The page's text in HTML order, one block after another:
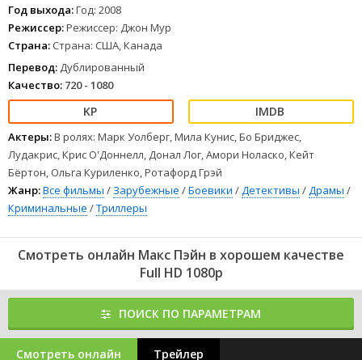
Теперь ему уже действительно нечего терять и нечего
опасаться. При такой отчаянной решимости только Макс Пэйн
способен пролить свет на все тайны, связанные с уничтожением
его семьи, и главное, получить удовлетворение от мести,
которой он так жаждет.
12 34 5 67 8
Год выхода:Год: 2008
Режиссер:Режиссер: Джон Мур
Страна: Страна: США, Канада
Перевод: Дублированный
Качество: 720 - 1080
Актеры:В ролях: Марк Уолберг, Мила Кунис, Бо Бриджес,
Лудакрис, Крис О'Доннелл, Донал Лог, Амори Ноласко, Кейт
Бёртон, Ольга Куриленко, Ротафорд Грэй
Жанр:Все фильмы / Зарубежные /Боевики /Детективы /Драмы /
Криминальные /Триллеры
Смотреть онлайн Макс Пэйн в хорошем качестве
Full HD 1080p
ПОИСК ПО ПАРАМЕТРАМ
Смотреть онлайн Трейлер